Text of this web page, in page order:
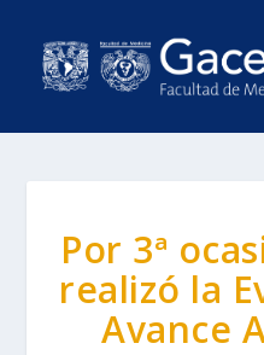
Por 3ª
realizó la
Avance